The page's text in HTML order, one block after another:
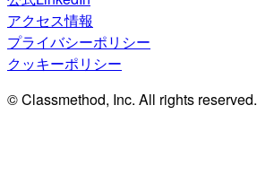
アクセス情報
プライバシーポリシー
クッキーポリシー
© Classmethod, Inc. All rights reserved.